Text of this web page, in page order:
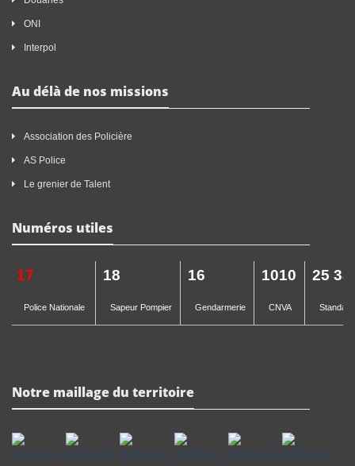
ONI
Interpol
Au délà de nos missions
Association des Policière
AS Police
Le grenier de Talent
Numéros utiles
17
Police Nationale
18
Sapeur Pompier
16
Gendarmerie
1010
CNVA
25 33
Notre maillage du territoire